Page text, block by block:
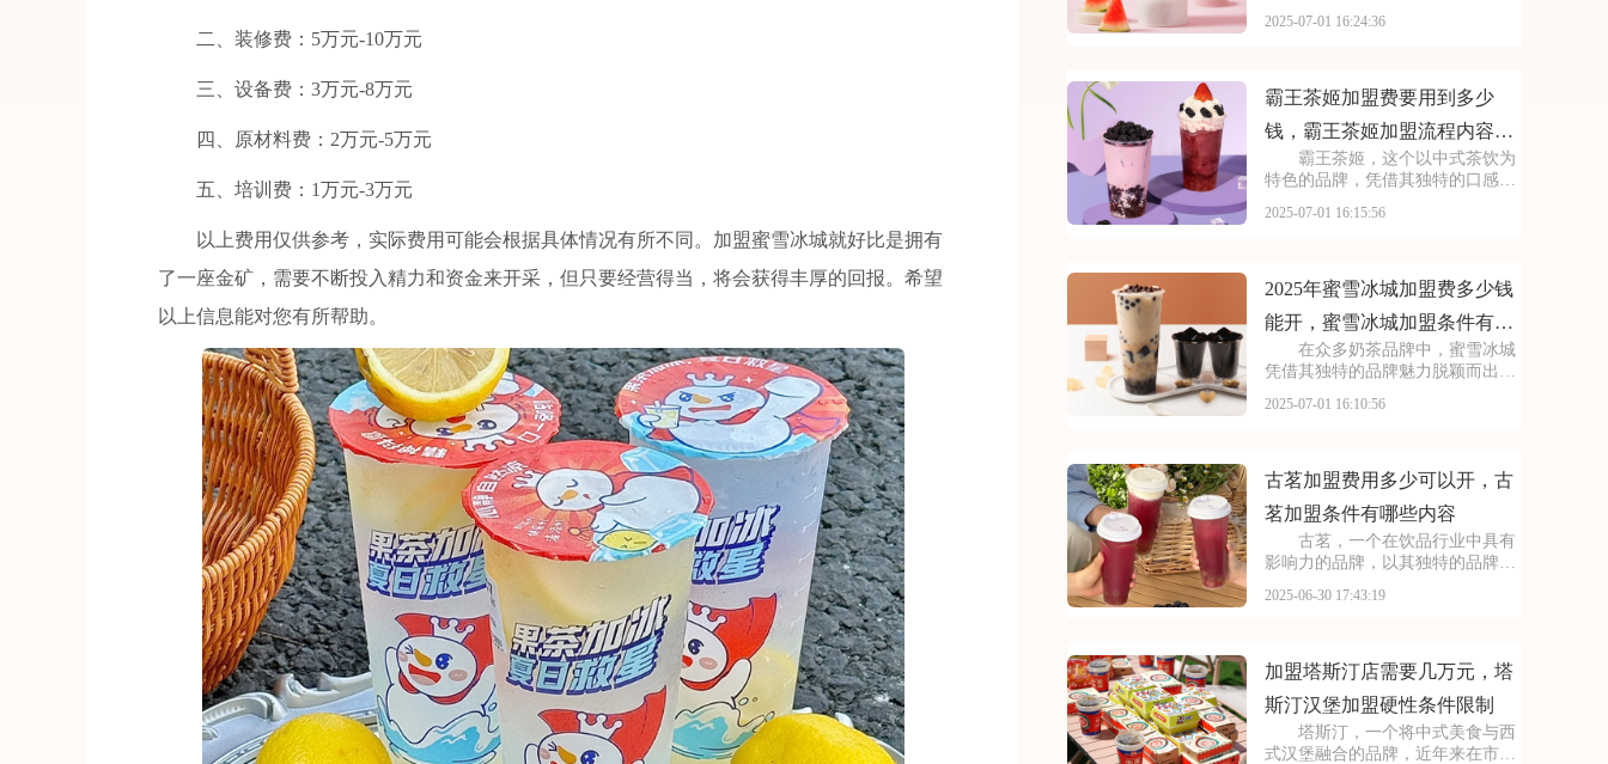
二、装修费：5万元-10万元
三、设备费：3万元-8万元
四、原材料费：2万元-5万元
五、培训费：1万元-3万元
以上费用仅供参考，实际费用可能会根据具体情况有所不同。加盟蜜雪冰城就好比是拥有
了一座金矿，需要不断投入精力和资金来开采，但只要经营得当，将会获得丰厚的回报。希望
以上信息能对您有所帮助。
品质的产品，成为了众多消费者心
人瞬间放松身心。那么
2025-07-01 16:24:36
霸王茶姬加盟费要用到多少
钱，霸王茶姬加盟流程内容概
霸王茶姬，这个以中式茶饮为
特色的品牌，凭借其独特的口感和
者的喜爱。每一款茶饮都经过精心
香和丰富的口感。让我
2025-07-01 16:15:56
2025年蜜雪冰城加盟费多少钱
能开，蜜雪冰城加盟条件有哪
些需要了解
在众多奶茶品牌中，蜜雪冰城
凭借其独特的品牌魅力脱颖而出。
蜜雪冰城，就是借助这一强大的品
还能提升店铺的知名度
2025-07-01 16:10:56
古茗加盟费用多少可以开，古
茗加盟条件有哪些内容
古茗，一个在饮品行业中具有
影响力的品牌，以其独特的品牌理
者的青睐。古茗倡导健康、时尚的
水果茶、气泡水等系列
2025-06-30 17:43:19
加盟塔斯汀店需要几万元，塔
斯汀汉堡加盟硬性条件限制
塔斯汀，一个将中式美食与西
式汉堡融合的品牌，近年来在市场